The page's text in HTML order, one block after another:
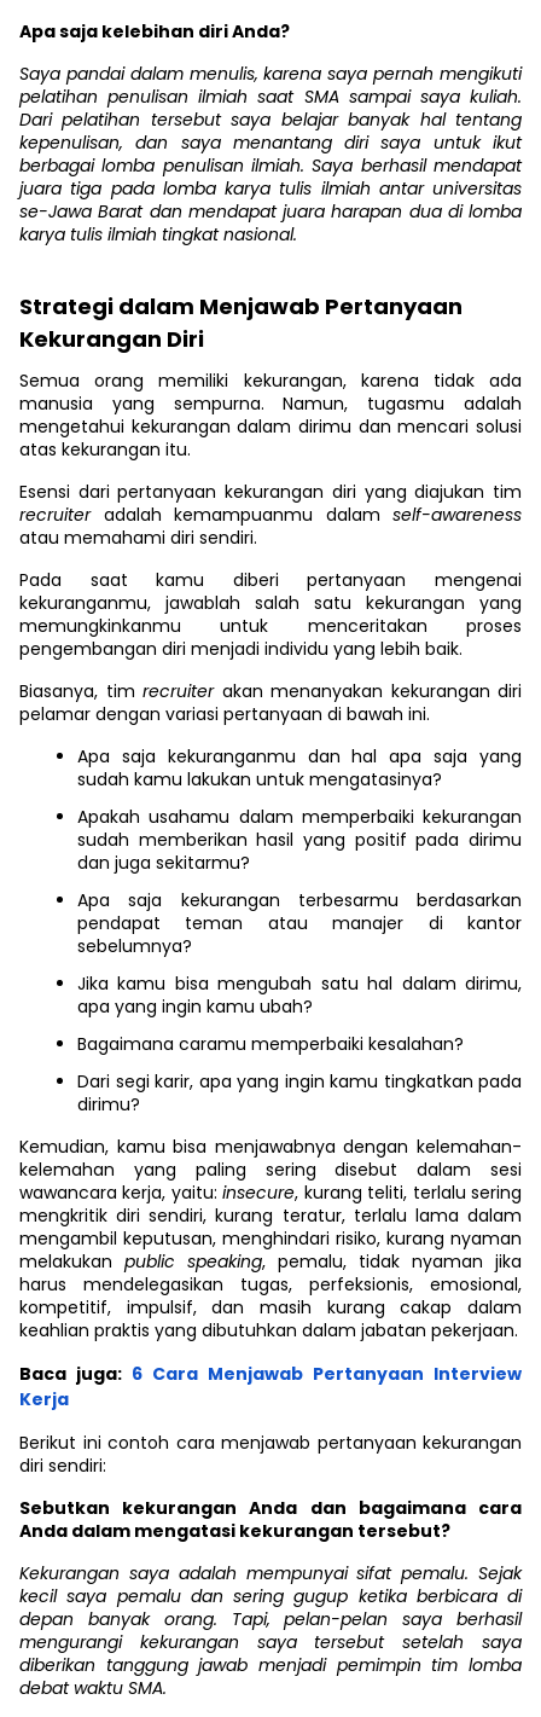
Apa saja kelebihan diri Anda?
Saya pandai dalam menulis, karena saya pernah mengikuti
pelatihan penulisan ilmiah saat SMA sampai saya kuliah.
Dari pelatihan tersebut saya belajar banyak hal tentang
kepenulisan, dan saya menantang diri saya untuk ikut
berbagai lomba penulisan ilmiah. Saya berhasil mendapat
juara tiga pada lomba karya tulis ilmiah antar universitas
se-Jawa Barat dan mendapat juara harapan dua di lomba
karya tulis ilmiah tingkat nasional.
Strategi dalam Menjawab Pertanyaan
Kekurangan Diri
Semua orang memiliki kekurangan, karena tidak ada
manusia yang sempurna. Namun, tugasmu adalah
mengetahui kekurangan dalam dirimu dan mencari solusi
atas kekurangan itu.
Esensi dari pertanyaan kekurangan diri yang diajukan tim
recruiter adalah kemampuanmu dalam self-awareness
atau memahami diri sendiri.
Pada saat kamu diberi pertanyaan mengenai
kekuranganmu, jawablah salah satu kekurangan yang
memungkinkanmu untuk menceritakan proses
pengembangan diri menjadi individu yang lebih baik.
Biasanya, tim recruiter akan menanyakan kekurangan diri
pelamar dengan variasi pertanyaan di bawah ini.
Apa saja kekuranganmu dan hal apa saja yang
sudah kamu lakukan untuk mengatasinya?
Apakah usahamu dalam memperbaiki kekurangan
sudah memberikan hasil yang positif pada dirimu
dan juga sekitarmu?
Apa saja kekurangan terbesarmu berdasarkan
pendapat teman atau manajer di kantor
sebelumnya?
Jika kamu bisa mengubah satu hal dalam dirimu,
apa yang ingin kamu ubah?
Bagaimana caramu memperbaiki kesalahan?
Dari segi karir, apa yang ingin kamu tingkatkan pada
dirimu?
Kemudian, kamu bisa menjawabnya dengan kelemahan-
kelemahan yang paling sering disebut dalam sesi
wawancara kerja, yaitu:insecure, kurang teliti, terlalu sering
mengkritik diri sendiri, kurang teratur, terlalu lama dalam
mengambil keputusan, menghindari risiko, kurang nyaman
melakukan public speaking, pemalu, tidak nyaman jika
harus mendelegasikan tugas, perfeksionis, emosional,
kompetitif, impulsif, dan masih kurang cakap dalam
keahlian praktis yang dibutuhkan dalam jabatan pekerjaan.
Baca juga: 6 Cara Menjawab Pertanyaan Interview
Kerja
Berikut ini contoh cara menjawab pertanyaan kekurangan
diri sendiri:
Sebutkan kekurangan Anda dan bagaimana cara
Anda dalam mengatasi kekurangan tersebut?
Kekurangan saya adalah mempunyai sifat pemalu. Sejak
kecil saya pemalu dan sering gugup ketika berbicara di
depan banyak orang. Tapi, pelan-pelan saya berhasil
mengurangi kekurangan saya tersebut setelah saya
diberikan tanggung jawab menjadi pemimpin tim lomba
debat waktu SMA.